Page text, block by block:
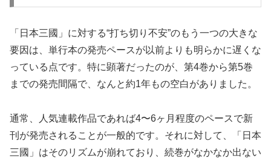
「日本三國」に対する“打ち切り不安”のもう一つの大きな
要因は、単行本の発売ペースが以前よりも明らかに遅くな
っている点です。特に顕著だったのが、第4巻から第5巻
までの発売間隔で、なんと約1年もの空白がありました。
通常、人気連載作品であれば4〜6ヶ月程度のペースで新
刊が発売されることが一般的です。それに対して、「日本
三國」はそのリズムが崩れており、続巻がなかなか出ない